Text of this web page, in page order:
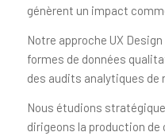
génèrent un impact
Notre approche UX
formes de données
des audits analytiques de
Nous étudions
dirigeons la production